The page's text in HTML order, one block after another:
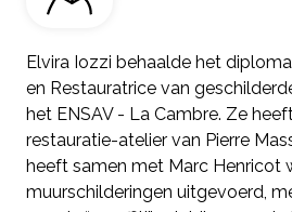
Elvira Iozzi behaalde het
en Restauratrice van
het ENSAV - La Cambre. Ze
restauratie-atelier van Pierre
heeft samen met Marc Henricot
muurschilderingen uitgevoerd,